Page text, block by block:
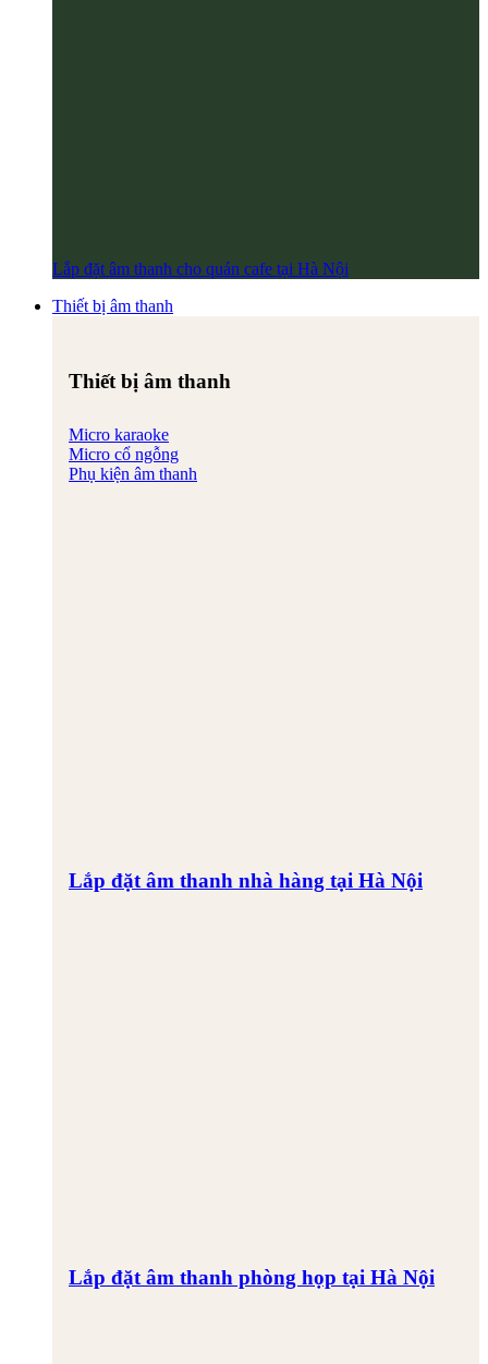
Lắp đặt âm thanh cho quán cafe tại Hà Nội
Thiết bị âm thanh
Thiết bị âm thanh
Micro karaoke
Micro cổ ngỗng
Phụ kiện âm thanh
Lắp đặt âm thanh nhà hàng tại Hà Nội
Lắp đặt âm thanh phòng họp tại Hà Nội